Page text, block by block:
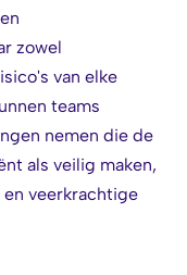
zowel
van elke
teams
nemen die de
als veilig maken,
veerkrachtige